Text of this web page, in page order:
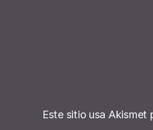
Este sitio usa Akismet